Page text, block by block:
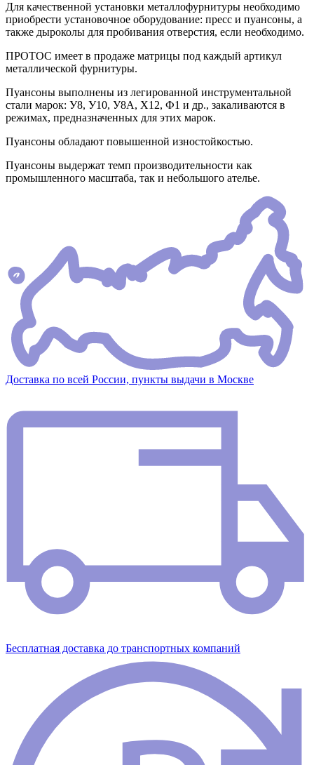
Для качественной установки металлофурнитуры необходимо
приобрести установочное оборудование: пресс и пуансоны, а
также дыроколы для пробивания отверстия, если необходимо.
ПРОТОС имеет в продаже матрицы под каждый артикул
металлической фурнитуры.
Пуансоны выполнены из легированной инструментальной
стали марок: У8, У10, У8А, Х12, Ф1 и др., закаливаются в
режимах, предназначенных для этих марок.
Пуансоны обладают повышенной изностойкостью.
Пуансоны выдержат темп производительности как
промышленного масштаба, так и небольшого ателье.
Доставка по всей России, пункты выдачи в Москве
Бесплатная доставка до транспортных компаний